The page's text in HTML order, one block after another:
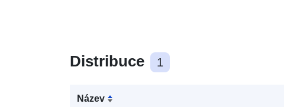
Distribuce 1
Název